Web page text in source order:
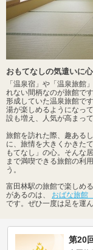
おもてなしの気遣いに
「温泉宿」や「温泉旅館
れない間柄なのが旅館で
形成していた温泉旅館で
湯が楽しめるようになっ
設も増え、人気が高まっ
旅館を訪れた際、趣ある
に、旅情を大きくかきた
もてなし」の心。そんな
まで満喫できる旅館の利
う。
富田林駅の旅館で楽しめ
があるのは、 おばな旅
です。ぜひ一度は足を運
第20